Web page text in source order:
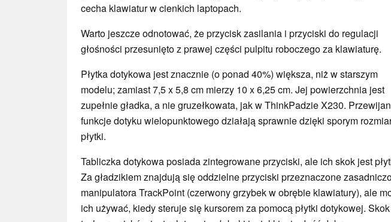
cecha klawiatur w cienkich laptopach.
Warto jeszcze odnotować, że przycisk zasilania i przyciski do regulacji
głośności przesunięto z prawej części pulpitu roboczego za klawiaturę.
Płytka dotykowa jest znacznie (o ponad 40%) większa, niż w starszym
modelu; zamiast 7,5 x 5,8 cm mierzy 10 x 6,25 cm. Jej powierzchnia jest
zupełnie gładka, a nie gruzełkowata, jak w ThinkPadzie X230.
funkcje dotyku wielopunktowego działają sprawnie dzięki sporym
płytki.
Tabliczka dotykowa posiada zintegrowane przyciski, ale ich skok jest
Za gładzikiem znajdują się oddzielne przyciski przeznaczone
manipulatora TrackPoint (czerwony grzybek w obrębie klawiatury), ale
ich używać, kiedy steruje się kursorem za pomocą płytki dotykowej. Skok